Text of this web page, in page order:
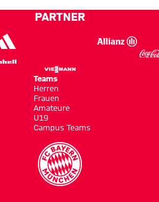
PARTNER
Teams
Herren
Frauen
Amateure
U19
Campus Teams